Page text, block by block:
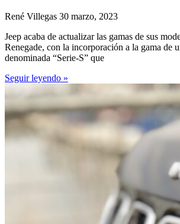
René Villegas 30 marzo, 2023
Jeep acaba de actualizar las gamas de sus
Renegade, con la incorporación a la gama de
denominada “Serie-S” que
Seguir leyendo »